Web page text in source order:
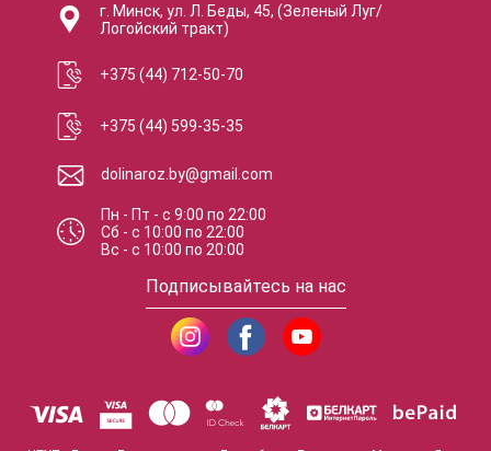
г. Минск, ул. Л. Беды, 45, (Зеленый Луг/
Логойский тракт)
+375 (44) 712-50-70
+375 (44) 599-35-35
dolinaroz.by@gmail.com
Пн - Пт -с 9:00по 22:00
Сб -с 10:00по 22:00
Вс -с 10:00по 20:00
Подписывайтесь на нас